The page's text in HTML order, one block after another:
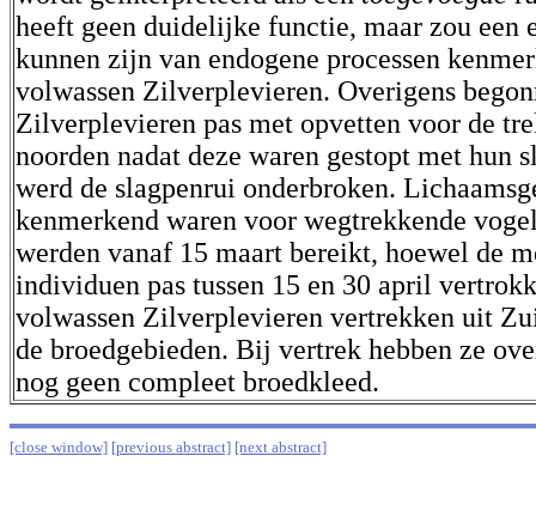
heeft geen duidelijke functie, maar zou een
kunnen zijn van endogene processen
volwassen Zilverplevieren. Overigens
Zilverplevieren pas met opvetten voor de
noorden nadat deze waren gestopt met hun
werd de slagpenrui onderbroken.
kenmerkend waren voor wegtrekkende
werden vanaf 15 maart bereikt, hoewel de
individuen pas tussen 15 en 30 april
volwassen Zilverplevieren vertrekken uit
de broedgebieden. Bij vertrek hebben ze
nog geen compleet broedkleed.
[close window] [previous abstract] [next abstract]